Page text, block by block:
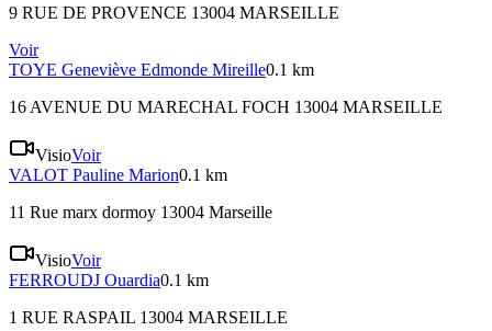
9 RUE DE PROVENCE 13004 MARSEILLE
Voir
TOYE Geneviève Edmonde Mireille0.1 km
16 AVENUE DU MARECHAL FOCH 13004 MARSEILLE
VisioVoir
VALOT Pauline Marion0.1 km
11 Rue marx dormoy 13004 Marseille
VisioVoir
FERROUDJ Ouardia0.1 km
1 RUE RASPAIL 13004 MARSEILLE